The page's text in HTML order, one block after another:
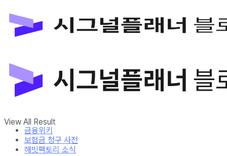
보험금 청구 사전
해빗팩토리 소식
View All Result
금융위키
보험금 청구 사전
해빗팩토리 소식